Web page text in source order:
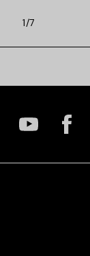
1/7